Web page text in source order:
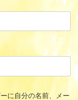
に自分の名前、メー